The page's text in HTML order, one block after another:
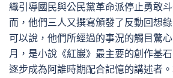
織引導國民與公民黨革命派停止勇敢
而，他們三人又撰寫頒發了反動回想
可以說，他們所經過的事況的觸目驚
月，是小說《紅巖》最主要的創作基
逐步成為阿誰時期配合記憶的講述者